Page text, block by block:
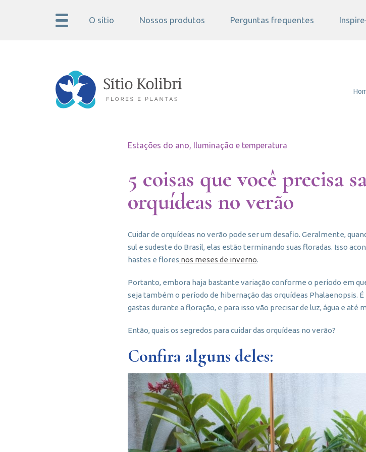
O sítio Nossos produtos Perguntas frequentes
Estações do ano, Iluminação e temperatura
5 coisas que você precisa
orquídeas no verão
Cuidar de orquídeas no verão pode ser um desafio. Geralmente,
sul e sudeste do Brasil, elas estão terminando suas floradas. Isso
hastes e flores nos meses de inverno.
Portanto, embora haja bastante variação conforme o período em
seja também o período de hibernação das orquídeas Phalaenopsis.
gastas durante a floração, e para isso vão precisar de luz, água e até
Então, quais os segredos para cuidar das orquídeas no verão?
Confira alguns deles: